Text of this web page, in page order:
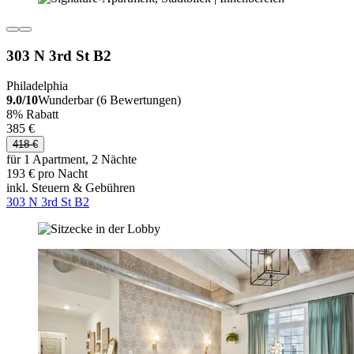
303 N 3rd St B2
Philadelphia
9.0/10Wunderbar (6 Bewertungen)
8% Rabatt
385 €
418 €
für 1 Apartment, 2 Nächte
193 € pro Nacht
inkl. Steuern & Gebühren
303 N 3rd St B2